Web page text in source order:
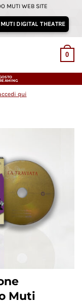
MUTI WEB SITE
DIGITAL THEATRE
0
qui
Muti